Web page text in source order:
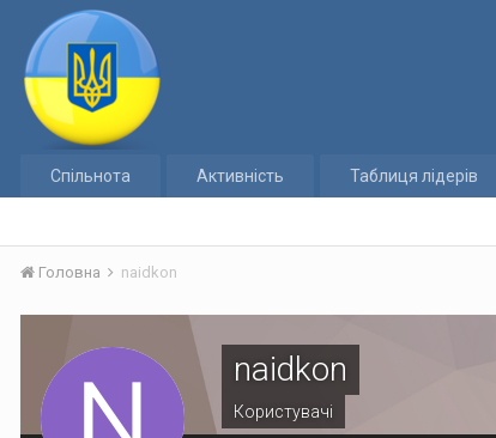
Спільнота Активність Таблиця лідерів
Головна naidkon
naidkon
Користувачі